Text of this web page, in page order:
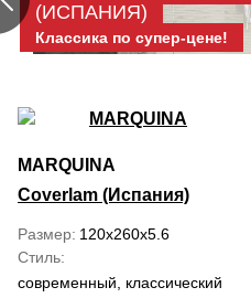
(ИСПАНИЯ)
Классика по супер-цене!
MARQUINA
Coverlam (Испания)
Размер 120x260x5.6
Стиль
современный, классический